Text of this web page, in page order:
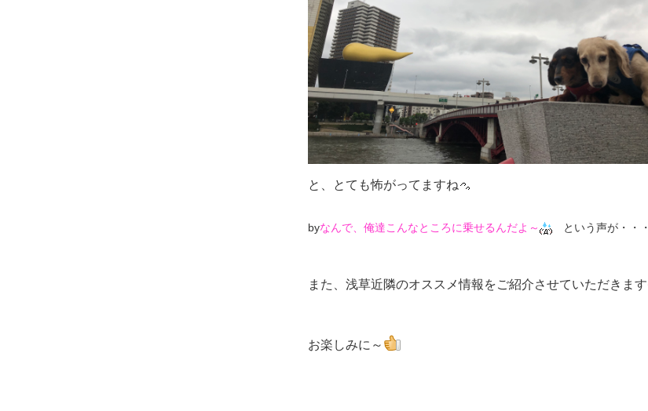
と、とても怖がってますね
byなんで、俺達こんなところに乗せるんだよ～ という声が・・
また、浅草近隣のオススメ情報をご紹介させていただきます
お楽しみに～